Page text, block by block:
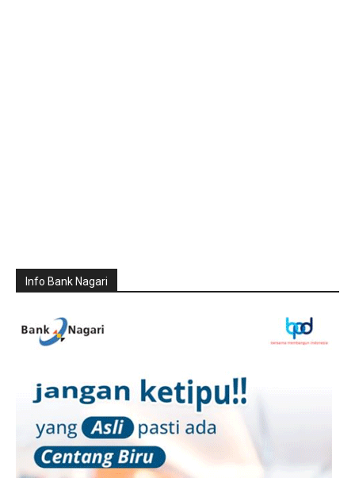
Info Bank Nagari